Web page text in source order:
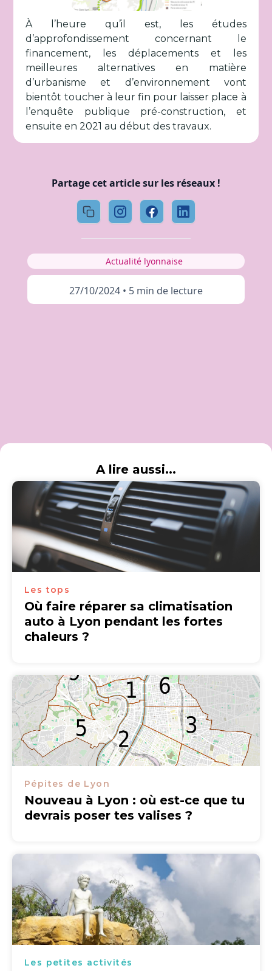
À l’heure qu’il est, les études
d’approfondissement concernant le
financement, les déplacements et les
meilleures alternatives en matière
d’urbanisme et d’environnement vont
bientôt toucher à leur fin pour laisser place à
l’enquête publique pré-construction, et
ensuite en 2021 au début des travaux.
Partage cet article sur les réseaux !
Actualité lyonnaise
27/10/2024 • 5 min de lecture
A lire aussi...
Les tops
Où faire réparer sa climatisation
auto à Lyon pendant les fortes
chaleurs ?
Pépites de Lyon
Nouveau à Lyon : où est-ce que tu
devrais poser tes valises ?
Les petites activités